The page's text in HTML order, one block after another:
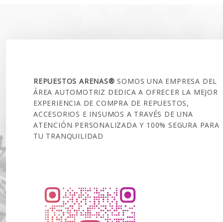
REPUESTOS ARENAS®SOMOS UNA EMPRESA DEL
ÁREA AUTOMOTRIZ DEDICA A OFRECER LA MEJOR
EXPERIENCIA DE COMPRA DE REPUESTOS,
ACCESORIOS E INSUMOS A TRAVÉS DE UNA
ATENCIÓN PERSONALIZADA Y 100% SEGURA PARA
TU TRANQUILIDAD